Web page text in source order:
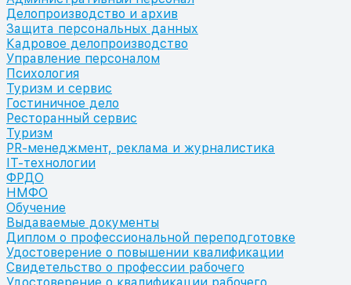
Делопроизводство и архив
Защита персональных данных
Кадровое делопроизводство
Управление персоналом
Психология
Туризм и сервис
Гостиничное дело
Ресторанный сервис
Туризм
PR-менеджмент, реклама и журналистика
IT-технологии
ФРДО
НМФО
Обучение
Выдаваемые документы
Диплом о профессиональной переподготовке
Удостоверение о повышении квалификации
Свидетельство о профессии рабочего